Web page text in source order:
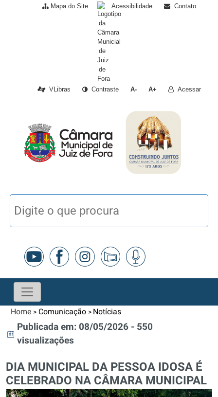
Mapa do Site Acessibilidade Contato
VLibras Contraste A- A+ Acessar
Home > Comunicação > Notícias
Publicada em: 08/05/2026 - 550
visualizações
DIA MUNICIPAL DA PESSOA IDOSA É
CELEBRADO NA CÂMARA MUNICIPAL